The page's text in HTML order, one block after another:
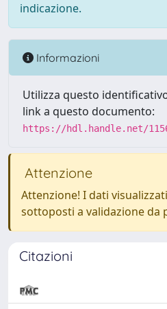
indicazione.
Informazioni
Utilizza questo
link a questo documento:
https://hdl.handle.net/
Attenzione
Attenzione! I dati
sottoposti a validazione da
Citazioni